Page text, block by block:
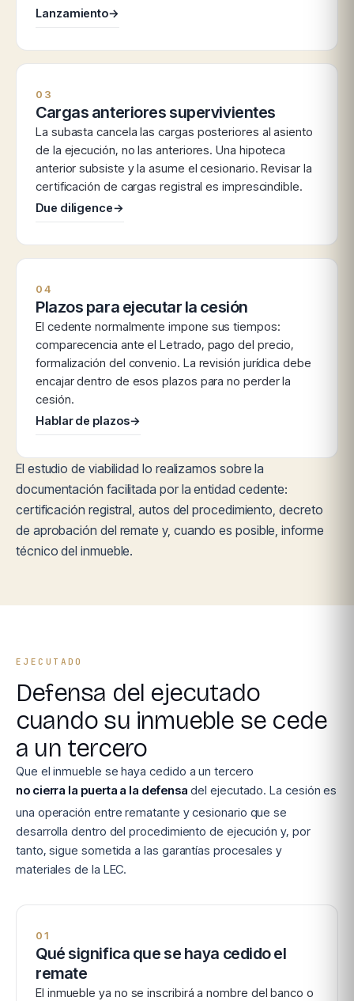
Lanzamiento→
03
Cargas anteriores supervivientes
La subasta cancela las cargas posteriores al asiento
de la ejecución, no las anteriores. Una hipoteca
anterior subsiste y la asume el cesionario. Revisar la
certificación de cargas registral es imprescindible.
Due diligence→
04
Plazos para ejecutar la cesión
El cedente normalmente impone sus tiempos:
comparecencia ante el Letrado, pago del precio,
formalización del convenio. La revisión jurídica debe
encajar dentro de esos plazos para no perder la
cesión.
Hablar de plazos→
El estudio de viabilidad lo realizamos sobre la
documentación facilitada por la entidad cedente:
certificación registral, autos del procedimiento, decreto
de aprobación del remate y, cuando es posible, informe
técnico del inmueble.
EJECUTADO
Defensa del ejecutado
cuando su inmueble se cede
a un tercero
Que el inmueble se haya cedido a un tercero
no cierra la puerta a la defensa del ejecutado. La cesión es
una operación entre rematante y cesionario que se
desarrolla dentro del procedimiento de ejecución y, por
tanto, sigue sometida a las garantías procesales y
materiales de la LEC.
01
Qué significa que se haya cedido el
remate
El inmueble ya no se inscribirá a nombre del banco o